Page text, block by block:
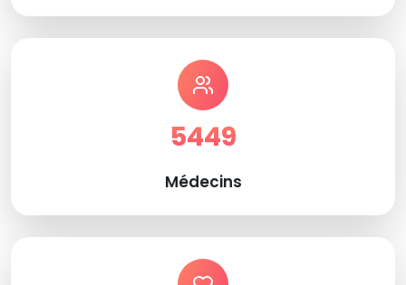
5449
Médecins